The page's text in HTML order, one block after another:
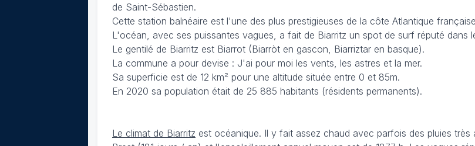
de Saint-Sébastien.
Cette station balnéaire est l'une des plus prestigieuses de la côte Atlantique
L'océan, avec ses puissantes vagues, a fait de Biarritz un spot de surf réputé dans
Le gentilé de Biarritz est Biarrot (Biarròt en gascon, Biarriztar en basque).
La commune a pour devise : J'ai pour moi les vents, les astres et la mer.
Sa superficie est de 12 km² pour une altitude située entre 0 et 85m.
En 2020 sa population était de 25 885 habitants (résidents permanents).
Le climat de Biarritz est océanique. Il y fait assez chaud avec parfois des pluies